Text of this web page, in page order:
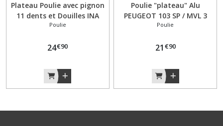
Plateau Poulie avec pignon
11 dents et Douilles INA
Peugeot 103 SP / MVL
Poulie
24€90
Poulie "plateau" Alu
PEUGEOT 103 SP / MVL 3
Branches pignon 11 dents
Poulie
21 €90